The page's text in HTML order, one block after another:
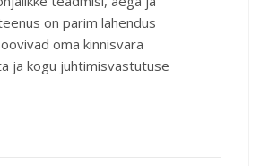
on parim lahendus
oma kinnisvara
ja kogu juhtimisvastutuse